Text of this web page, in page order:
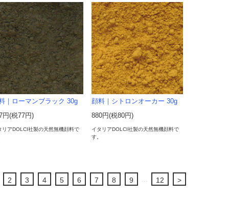
｜ローマンブラック 30g
円(税77円)
リアDOLCI社製の天然無機顔料で
顔料｜シトロンオーカー 30g
880円(税80円)
イタリアDOLCI社製の天然無機顔料で
す。
2 3 4 5 6 7 8 9 ... 12 >